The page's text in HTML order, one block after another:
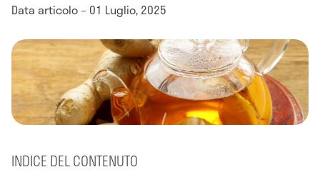
Data articolo – 01 Luglio, 2025
INDICE DEL CONTENUTO